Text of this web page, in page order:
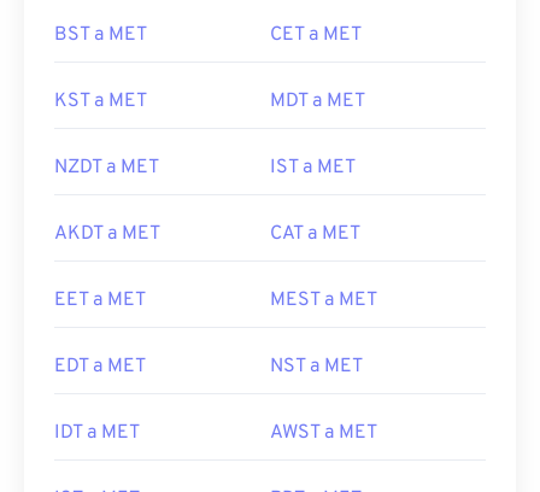
BST a MET CET a MET
KST a MET MDT a MET
NZDT a MET IST a MET
AKDT a MET CAT a MET
EET a MET MEST a MET
EDT a MET NST a MET
IDT a MET AWST a MET